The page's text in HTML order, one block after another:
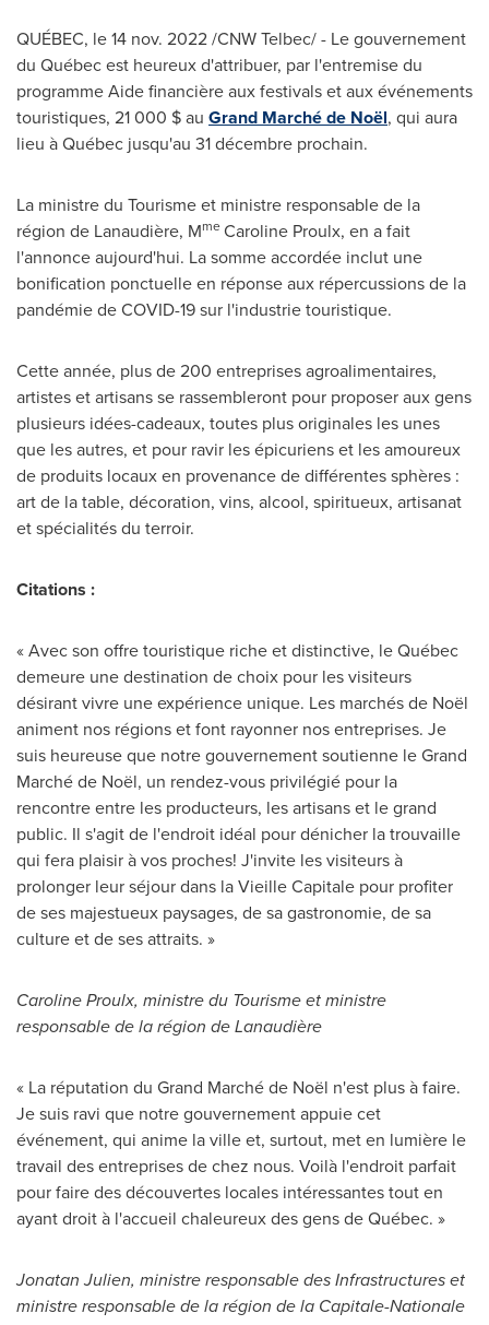
QUÉBEC, le14 nov. 2022/CNW Telbec/ - Le gouvernement
du Québec est heureux d'attribuer, par l'entremise du
programme Aide financière aux festivals et aux événements
touristiques, 21 000 $ au Grand Marché de Noël, qui aura
lieu à Québec jusqu'au 31 décembre prochain.
La ministre du Tourisme et ministre responsable de la
région de Lanaudière, MmeCaroline Proulx, en a fait
l'annonce aujourd'hui. La somme accordée inclut une
bonification ponctuelle en réponse aux répercussions de la
pandémie de COVID-19 sur l'industrie touristique.
Cette année, plus de 200 entreprises agroalimentaires,
artistes et artisans se rassembleront pour proposer aux gens
plusieurs idées-cadeaux, toutes plus originales les unes
que les autres, et pour ravir les épicuriens et les amoureux
de produits locaux en provenance de différentes sphères :
art de la table, décoration, vins, alcool, spiritueux, artisanat
et spécialités du terroir.
Citations :
« Avec son offre touristique riche et distinctive, le Québec
demeure une destination de choix pour les visiteurs
désirant vivre une expérience unique. Les marchés de Noël
animent nos régions et font rayonner nos entreprises. Je
suis heureuse que notre gouvernement soutienne le Grand
Marché de Noël, un rendez-vous privilégié pour la
rencontre entre les producteurs, les artisans et le grand
public. Il s'agit de l'endroit idéal pour dénicher la trouvaille
qui fera plaisir à vos proches! J'invite les visiteurs à
prolonger leur séjour dans la Vieille Capitale pour profiter
de ses majestueux paysages, de sa gastronomie, de sa
culture et de ses attraits. »
Caroline Proulx, ministre du Tourisme et ministre
responsable de la région de Lanaudière
« La réputation du Grand Marché de Noël n'est plus à faire.
Je suis ravi que notre gouvernement appuie cet
événement, qui anime la ville et, surtout, met en lumière le
travail des entreprises de chez nous. Voilà l'endroit parfait
pour faire des découvertes locales intéressantes tout en
ayant droit à l'accueil chaleureux des gens de Québec. »
Jonatan Julien, ministre responsable des Infrastructures et
ministre responsable de la région de la Capitale-Nationale